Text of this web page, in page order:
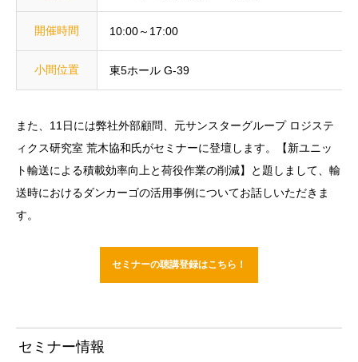
開催時間 10:00～17:00
小間位置 東5ホール G-39
また、11日には弊社外部顧問、元サンスターグループ ロジステ
ィクス研究室 荒木協和氏がセミナーに登壇します。【新ユニッ
ト輸送による積載効率向上と荷役作業の削減】と題しまして、輸
送時におけるダンカーゴの活用事例についてお話しいただきま
す。
セミナーの聴講登録はこちら！
セミナー情報